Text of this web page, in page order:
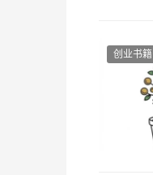
创业书籍